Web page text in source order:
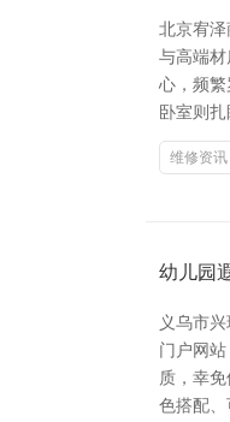
北京宥
与高端
心，频
卧室则
维修资讯
幼儿园
义乌市
门户网
质，幸
色搭配